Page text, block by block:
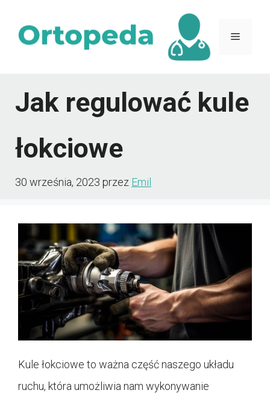
Menu
Jak regulować kule
łokciowe
30 września, 2023 przez Emil
Kule łokciowe to ważna część naszego układu
ruchu, która umożliwia nam wykonywanie